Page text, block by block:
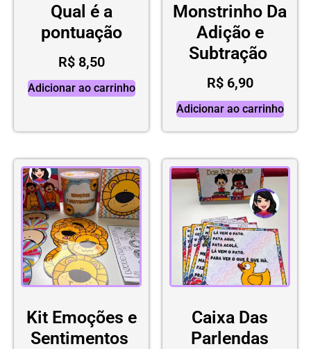
Qual é a
pontuação
R$8,50
Adicionar ao carrinho
Monstrinho Da
Adição e
Subtração
R$6,90
Adicionar ao carrinho
Kit Emoções e
Sentimentos
Caixa Das
Parlendas